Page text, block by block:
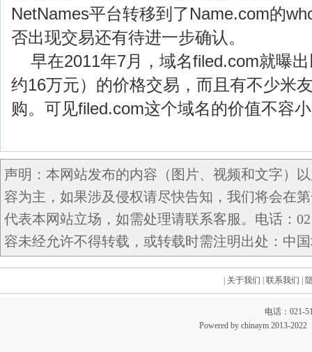
NetNames平台转移到了Name.com的
否出现交易还有待进一步确认。
早在2011年7月，域名filed.com就曝
约16万元）的价格交易，而且有不少米
购。可见filed.com这个域名的价值不容
声明：本网站发布的内容（图片、视频和文字）
容为主，如果涉及侵权请尽快告知，我们将会在
代表本网站立场，如需处理请联系客服。电话：
容未经允许不得转载，或转载时需注明出处：中国
关于我们 联系我们
电话：021-
Powered by chinaym 2013-